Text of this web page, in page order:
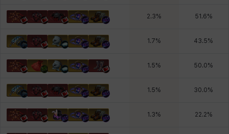
2.3% 51.6%
1.7% 43.5%
1.5% 50.0%
1.5% 30.0%
1.3% 22.2%